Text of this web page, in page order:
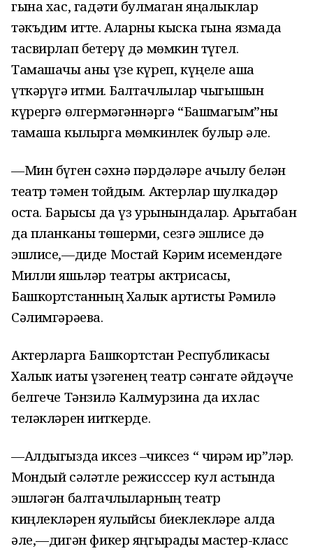
гына хас, гадәти булмаган яңалыклар
тәкъдим итте. Аларны кыска гына язмада
тасвирлап бетерү дә мөмкин түгел.
Тамашачы аны үзе күреп, күңеле аша
үткәрүгә җитми. Балтачлылар чыгышын
күрергә өлгермәгәннәргә “Башмагым”ны
тамаша кылырга мөмкинлек булыр әле.
—Мин бүген сәхнә пәрдәләре ачылу белән
театр тәмен тойдым. Актерлар шулкадәр
оста. Барысы да үз урынындалар. Арытабан
да планканы төшерми, сезгә эшлисе дә
эшлисе,—диде Мостай Кәрим исемендәге
Милли яшьләр театры актрисасы,
Башкортстанның Халык артисты Рәмилә
Сәлимгәрәева.
Актерларга Башкортстан Республикасы
Халык иҗаты үзәгенең театр сәнгате әйдәүче
белгече Тәнзилә Калмурзина да ихлас
теләкләрен җииткерде.
—Алдыгызда иксез –чиксез “ чирәм җир”ләр.
Мондый сәләтле режисссер кул астында
эшләгән балтачлыларның театр
киңлекләрен яулыйсы биеклекләре алда
әле,—дигән фикер яңгырады мастер-класс